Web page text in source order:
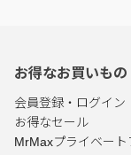
お得なお買いもの
会員登録・ログイン
お得なセール
MrMaxプライベート